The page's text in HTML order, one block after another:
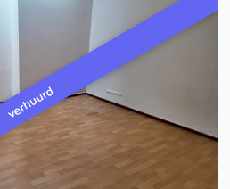
verhuurd